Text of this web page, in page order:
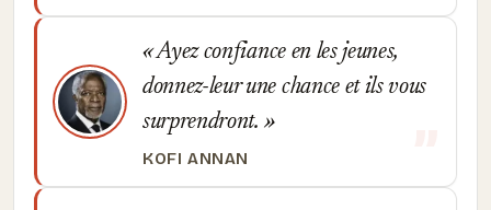
Ayez confiance en les jeunes,
donnez-leur une chance et ils vous
surprendront.
KOFI ANNAN